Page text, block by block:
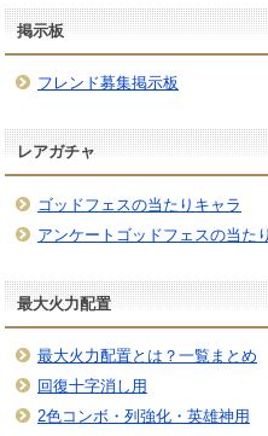
掲示板
フレンド募集掲示板
レアガチャ
ゴッドフェスの当たりキャラ
アンケートゴッドフェスの当た
最大火力配置
最大火力配置とは？一覧まとめ
回復十字消し用
2色コンボ・列強化・英雄神用